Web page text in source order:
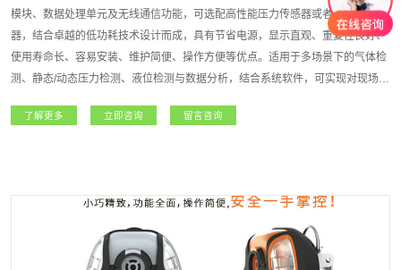
模块、数据处理单元及无线通信功能，可选配高性能压力传感器或者液位传感
器，结合卓越的低功耗技术设计而成，具有节省电源，显示直观、重复性良好、
使用寿命长、容易安装、维护简便、操作方便等优点。适用于多场景下的气体检
测、静态/动态压力检测、液位检测与数据分析，结合系统软件，可实现对现场各
历史数据，对现场设备的安全风险进行预估。适用于无人值守设备的数据采集、
了解更多 立即咨询 留言咨询